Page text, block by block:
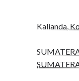
Kalianda,